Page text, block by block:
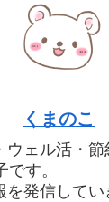
くまのこ
ウェル活・節
す。
発信してい